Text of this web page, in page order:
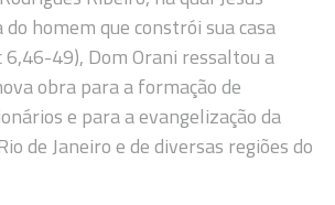
homem que constrói sua casa
6,46-49), Dom Orani ressaltou a
obra para a formação de
e para a evangelização da
de Janeiro e de diversas regiões do